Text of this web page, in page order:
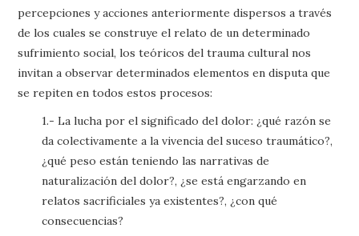
percepciones y acciones anteriormente dispersos a través
de los cuales se construye el relato de un determinado
sufrimiento social, los teóricos del trauma cultural nos
invitan a observar determinados elementos en disputa que
se repiten en todos estos procesos:
1.- La lucha por el significado del dolor: ¿qué razón se
da colectivamente a la vivencia del suceso traumático?,
¿qué peso están teniendo las narrativas de
naturalización del dolor?, ¿se está engarzando en
relatos sacrificiales ya existentes?, ¿con qué
consecuencias?